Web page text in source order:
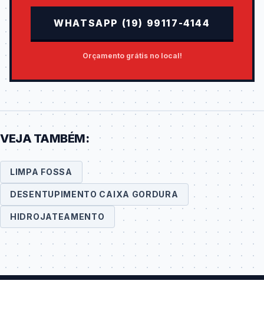
WHATSAPP (19) 99117-4144
Orçamento grátis no local!
VEJA TAMBÉM:
LIMPA FOSSA
DESENTUPIMENTO CAIXA GORDURA
HIDROJATEAMENTO